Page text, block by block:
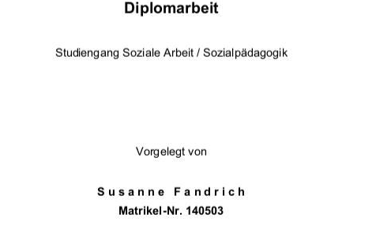



		 
 
	 	! "#$%$&